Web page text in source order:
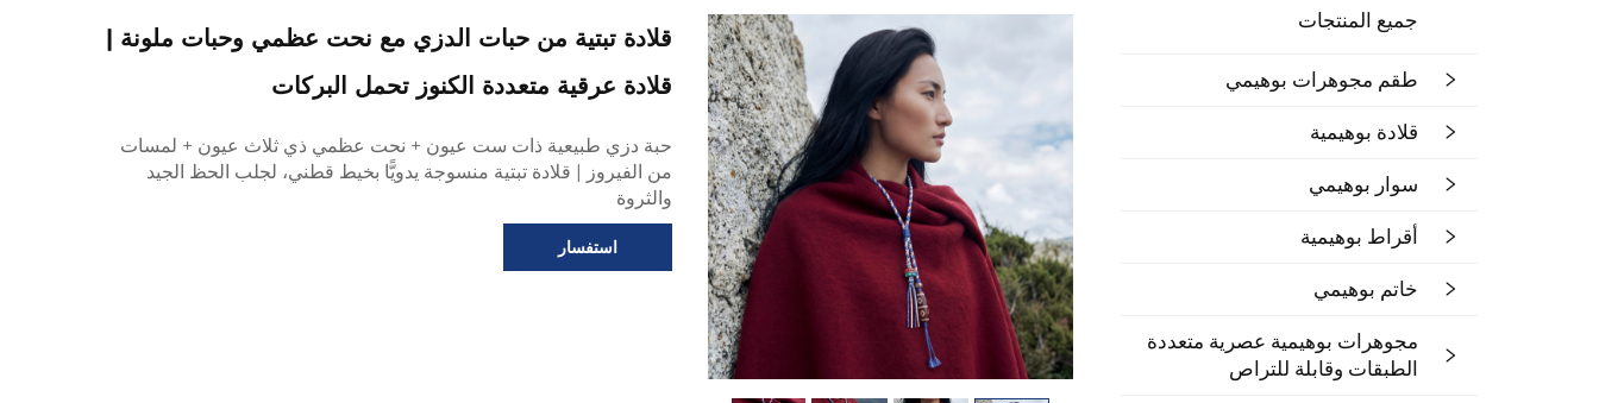
جميع المنتجات
طقم مجوهرات بوهيمي
قلادة بوهيمية
سوار بوهيمي
أقراط بوهيمية
خاتم بوهيمي
مجوهرات بوهيمية عصرية متعددة
الطبقات وقابلة للتراص
قلادة تبتية من حبات الدزي مع نحت عظمي وحبات ملونة |
قلادة عرقية متعددة الكنوز تحمل البركات
حبة دزي طبيعية ذات ست عيون + نحت عظمي ذي ثلاث عيون + لمسات
من الفيروز | قلادة تبتية منسوجة يدويًّا بخيط قطني، لجلب الحظ الجيد
والثروة
استفسار